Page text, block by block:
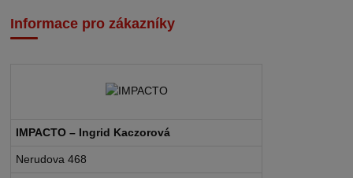
Informace pro zákazníky
IMPACTO – Ingrid Kaczorová
Nerudova 468